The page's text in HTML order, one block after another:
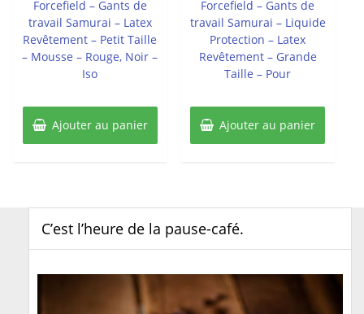
Forcefield – Gants de
travail Samurai – Latex
Revêtement – Petit Taille
– Mousse – Rouge, Noir –
Iso
Ajouter au panier
Forcefield – Gants de
travail Samurai – Liquide
Protection – Latex
Revêtement – Grande
Taille – Pour
Ajouter au panier
C’est l’heure de la pause-café.